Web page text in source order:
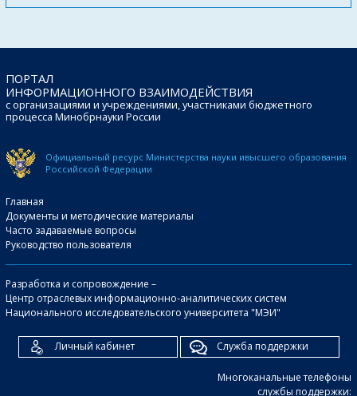
ПОРТАЛ
ИНФОРМАЦИОННОГО ВЗАИМОДЕЙСТВИЯ
с организациями и учреждениями, участниками бюджетного
процесса Минобрнауки России
Официальный ресурс Министерства науки ивысшего образования
Российской Федерации
Главная
Документы и методические материалы
Часто задаваемые вопросы
Руководство пользователя
Разработка и сопровождение –
Центр отраслевых информационно-аналитических систем
Национального исследовательского университета "МЭИ"
Личный кабинет Служба поддержки
Многоканальные телефоны
службы поддержки: